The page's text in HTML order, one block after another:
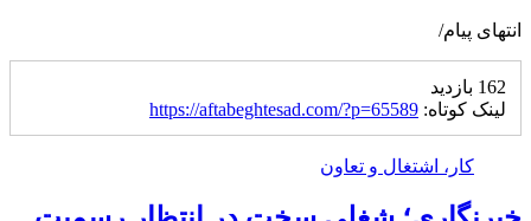
انتهای پیام/
162 بازدید
لینک کوتاه: https://aftabeghtesad.com/?p=65589
کار، اشتغال و تعاون